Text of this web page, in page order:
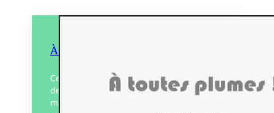
À toutes plumes !
Ce recueil est né de l’émerveillement et
de la soif de reconnaître et connaître,
mais surtout de comprendre ce bipède